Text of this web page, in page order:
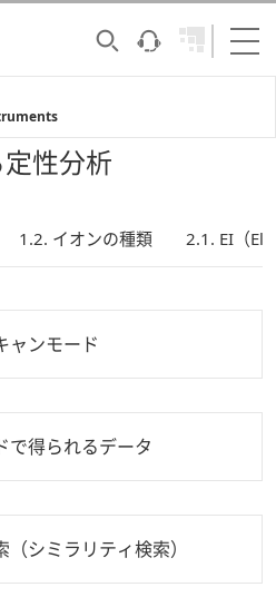
性分析
1.2. イオンの種類 2.1. EI（
ャンモード
で得られるデータ
シミラリティ検索）